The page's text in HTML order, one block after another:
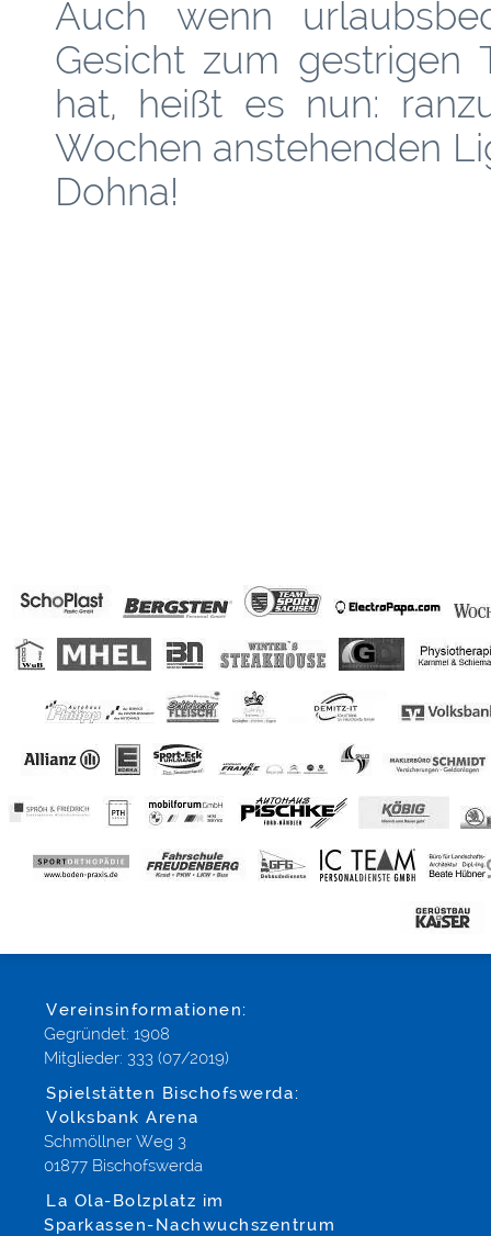
Auch wenn
Gesicht zum gestrigen
hat, heißt es nun:
Wochen anstehenden
Dohna!
Vereinsinformationen:
Gegründet: 1908
Mitglieder: 333 (07/2019)
Spielstätten Bischofswerda:
Volksbank Arena
Schmöllner Weg 3
01877 Bischofswerda
La Ola-Bolzplatz im
Sparkassen-Nachwuchszentrum